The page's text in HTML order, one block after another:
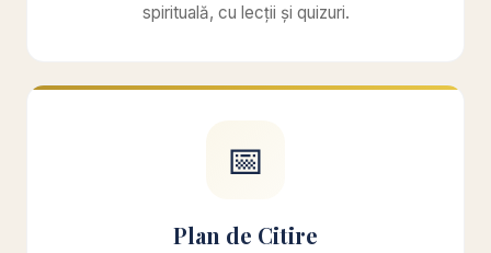
spirituală, cu lecții și quizuri.
📅
Plan de Citire